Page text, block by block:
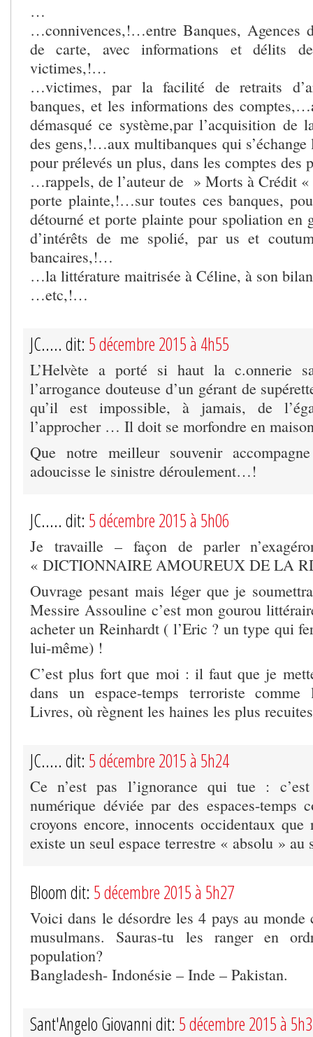
…
…connivences,!…entre Banques,
de carte, avec informations et délits
victimes,!…
…victimes, par la facilité de retraits
banques, et les informations des
démasqué ce système,par l’acquisition de
des gens,!…aux multibanques qui
pour prélevés un plus, dans les comptes
…rappels, de l’auteur de » Morts à Crédit
porte plainte,!…sur toutes ces banques,
détourné et porte plainte pour spoliation en
d’intérêts de me spolié, par us et
bancaires,!…
…la littérature maitrisée à Céline, à son
…etc,!…
JC..... dit: 5 décembre 2015 à 4h55
L’Helvète a porté si haut la c.onnerie
l’arrogance douteuse d’un gérant de
qu’il est impossible, à jamais, de
l’approcher … Il doit se morfondre en
Que notre meilleur souvenir
adoucisse le sinistre déroulement…!
JC..... dit: 5 décembre 2015 à 5h06
Je travaille – façon de parler
« DICTIONNAIRE AMOUREUX DE LA
Ouvrage pesant mais léger que je
Messire Assouline c’est mon gourou
acheter un Reinhardt ( l’Eric ? un type qui
lui-même) !
C’est plus fort que moi : il faut que je
dans un espace-temps terroriste
Livres, où règnent les haines les plus
JC..... dit: 5 décembre 2015 à 5h24
Ce n’est pas l’ignorance qui tue :
numérique déviée par des espaces-temps
croyons encore, innocents occidentaux que
existe un seul espace terrestre « absolu » au
Bloom dit: 5 décembre 2015 à 5h27
Voici dans le désordre les 4 pays au
musulmans. Sauras-tu les ranger en
population?
Bangladesh- Indonésie – Inde – Pakistan.
Sant'Angelo Giovanni dit: 5 décembre 2015 à